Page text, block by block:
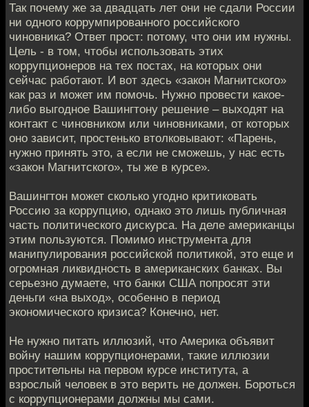
Так почему же за двадцать лет они не сдали России
ни одного коррумпированного российского
чиновника? Ответ прост: потому, что они им нужны.
Цель - в том, чтобы использовать этих
коррупционеров на тех постах, на которых они
сейчас работают. И вот здесь «закон Магнитского»
как раз и может им помочь. Нужно провести какое-
либо выгодное Вашингтону решение – выходят на
контакт с чиновником или чиновниками, от которых
оно зависит, простенько втолковывают: «Парень,
нужно принять это, а если не сможешь, у нас есть
«закон Магнитского», ты же в курсе».
Вашингтон может сколько угодно критиковать
Россию за коррупцию, однако это лишь публичная
часть политического дискурса. На деле американцы
этим пользуются. Помимо инструмента для
манипулирования российской политикой, это еще и
огромная ликвидность в американских банках. Вы
серьезно думаете, что банки США попросят эти
деньги «на выход», особенно в период
экономического кризиса? Конечно, нет.
Не нужно питать иллюзий, что Америка объявит
войну нашим коррупционерами, такие иллюзии
простительны на первом курсе института, а
взрослый человек в это верить не должен. Бороться
с коррупционерами должны мы сами.